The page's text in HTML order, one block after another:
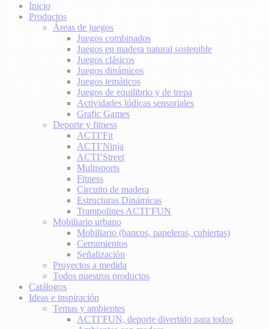
Inicio
Productos
Áreas de juegos
Juegos combinados
Juegos en madera natural sostenible
Juegos clásicos
Juegos dinámicos
Juegos temáticos
Juegos de equilibrio y de trepa
Actividades lúdicas sensoriales
Grafic Games
Deporte y fitness
ACTI’Fit
ACTI’Ninja
ACTI’Street
Multisports
Fitness
Circuito de madera
Estructuras Dinámicas
Trampolines ACTI’FUN
Mobiliario urbano
Mobiliario (bancos, papeleras, cubiertas)
Cerramientos
Señalización
Proyectos a medida
Todos nuestros productos
Catálogos
Ideas e inspiración
Temas y ambientes
ACTI’FUN, deporte divertido para todos